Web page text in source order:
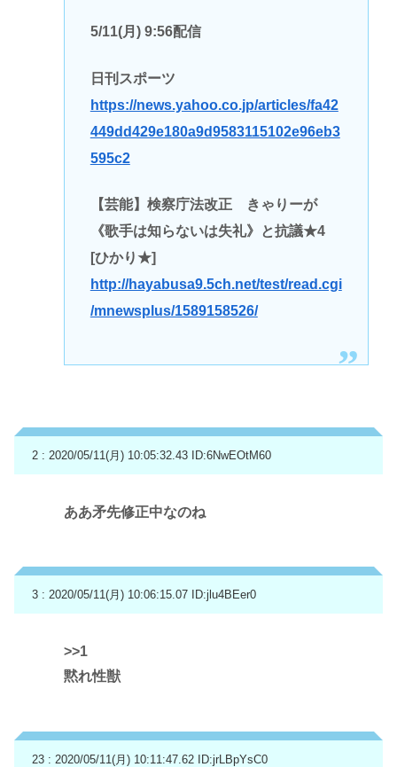
5/11(月) 9:56配信
日刊スポーツ
https://news.yahoo.co.jp/articles/fa42
449dd429e180a9d9583115102e96eb3
595c2
【芸能】検察庁法改正 きゃりーが
《歌手は知らないは失礼》と抗議★4
[ひかり★]
http://hayabusa9.5ch.net/test/read.cgi
/mnewsplus/1589158526/
2 : 2020/05/11(月) 10:05:32.43 ID:6NwEOtM60
ああ矛先修正中なのね
3 : 2020/05/11(月) 10:06:15.07 ID:jlu4BEer0
>>1
黙れ性獣
23 : 2020/05/11(月) 10:11:47.62 ID:jrLBpYsC0